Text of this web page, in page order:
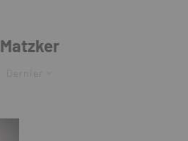
Matzker